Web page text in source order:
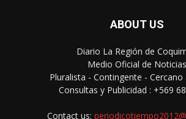
ABOUT US
Diario La Región de
Medio Oficial de Noticias
Pluralista - Contingente - Cercano
Consultas y Publicidad : +569
Contact us: